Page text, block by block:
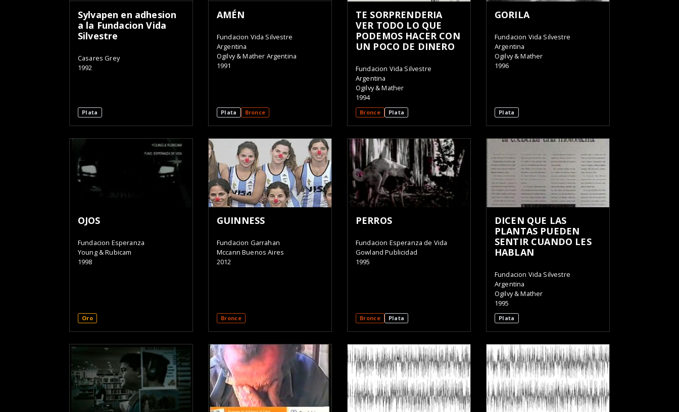
Sylvapen en adhesion
a la Fundacion Vida
Silvestre
Casares Grey
1992
Plata
AMÉN
Fundacion Vida Silvestre
Argentina
Ogilvy & Mather Argentina
1991
Plata Bronce
TE SORPRENDERIA
VER TODO LO QUE
PODEMOS HACER CON
UN POCO DE DINERO
Fundacion Vida Silvestre
Argentina
Ogilvy & Mather
1994
Bronce Plata
GORILA
Fundacion Vida Silvestre
Argentina
Ogilvy & Mather
1996
Plata
OJOS
Fundacion Esperanza
Young & Rubicam
1998
Oro
GUINNESS
Fundacion Garrahan
Mccann Buenos Aires
2012
Bronce
PERROS
Fundacion Esperanza de Vida
Gowland Publicidad
1995
Bronce Plata
DICEN QUE LAS
PLANTAS PUEDEN
SENTIR CUANDO LES
HABLAN
Fundacion Vida Silvestre
Argentina
Ogilvy & Mather
1995
Plata